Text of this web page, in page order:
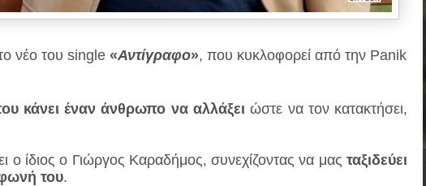
νέο του single «Αντίγραφο», που κυκλοφορεί από την Panik
κάνει έναν άνθρωπο να αλλάξειώστε να τον κατακτήσει,
ο ίδιος ο Γιώργος Καραδήμος, συνεχίζοντας να μας ταξιδεύει
φωνή του.